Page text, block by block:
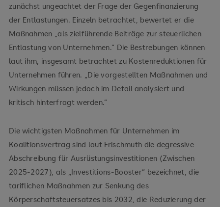
zunächst ungeachtet der Frage der Gegenfinanzierung
der Entlastungen. Einzeln betrachtet, bewertet er die
Maßnahmen „als zielführende Beiträge zur steuerlichen
Entlastung von Unternehmen.“ Die Bestrebungen können
laut ihm, insgesamt betrachtet zu Kostenreduktionen für
Unternehmen führen. „Die vorgestellten Maßnahmen und
Wirkungen müssen jedoch im Detail analysiert und
kritisch hinterfragt werden.“
Die wichtigsten Maßnahmen für Unternehmen im
Koalitionsvertrag sind laut Frischmuth die degressive
Abschreibung für Ausrüstungsinvestitionen (Zwischen
2025-2027), als „Investitions-Booster“ bezeichnet, die
tariflichen Maßnahmen zur Senkung des
Körperschaftsteuersatzes bis 2032, die Reduzierung der